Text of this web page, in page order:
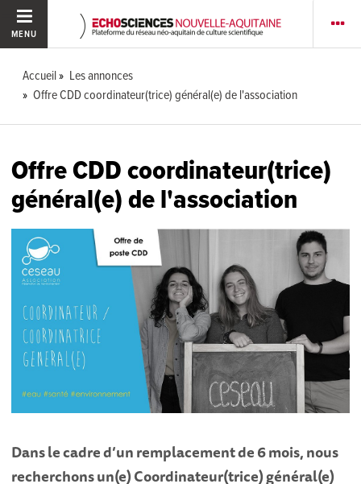
MENU
Accueil
Les annonces
Offre CDD coordinateur(trice) général(e) de l'association
Offre CDD coordinateur(trice)
général(e) de l'association
Dans le cadre d’un remplacement de 6 mois, nous
recherchons un(e) Coordinateur(trice) général(e)